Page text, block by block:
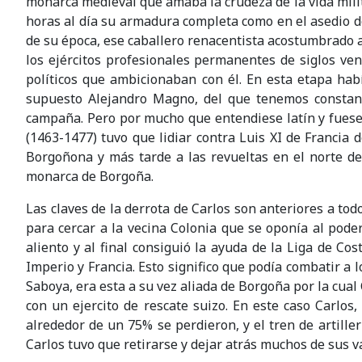
horas al día su armadura completa como en el
de su época, ese caballero renacentista
los ejércitos profesionales permanentes de siglos
políticos que ambicionaban con él. En esta etapa
supuesto Alejandro Magno, del que tenemos
campaña. Pero por mucho que entendiese latín y
(1463-1477) tuvo que lidiar contra Luis XI de
Borgoñona y más tarde a las revueltas en el norte
monarca de Borgoña.
Las claves de la derrota de Carlos son anteriores a
para cercar a la vecina Colonia que se oponía al
aliento y al final consiguió la ayuda de la Liga de
Imperio y Francia. Esto significo que podía combatir
Saboya, era esta a su vez aliada de Borgoña por la
con un ejercito de rescate suizo. En este caso
alrededor de un 75% se perdieron, y el tren de
Carlos tuvo que retirarse y dejar atrás muchos de sus